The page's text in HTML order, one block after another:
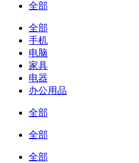
全部
全部
手机
电脑
家具
电器
办公用品
全部
全部
全部